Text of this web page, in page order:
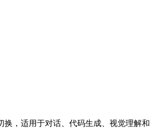
，适用于对话、代码生成、视觉理解和